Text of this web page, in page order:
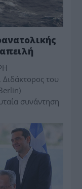
του
συνάντηση